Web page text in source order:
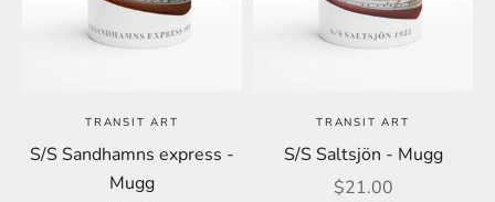
TRANSIT ART
S/S Sandhamns express -
Mugg
TRANSIT ART
S/S Saltsjön - Mugg
REA-pris
$21.00